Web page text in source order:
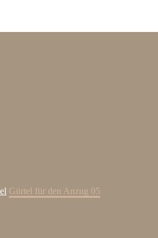
Gürtel für den Anzug 05